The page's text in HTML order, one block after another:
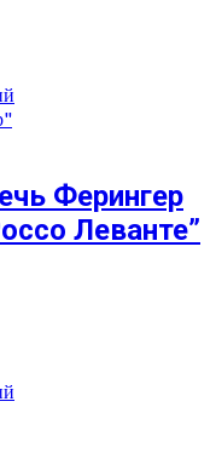
Ферингер
Леванте”